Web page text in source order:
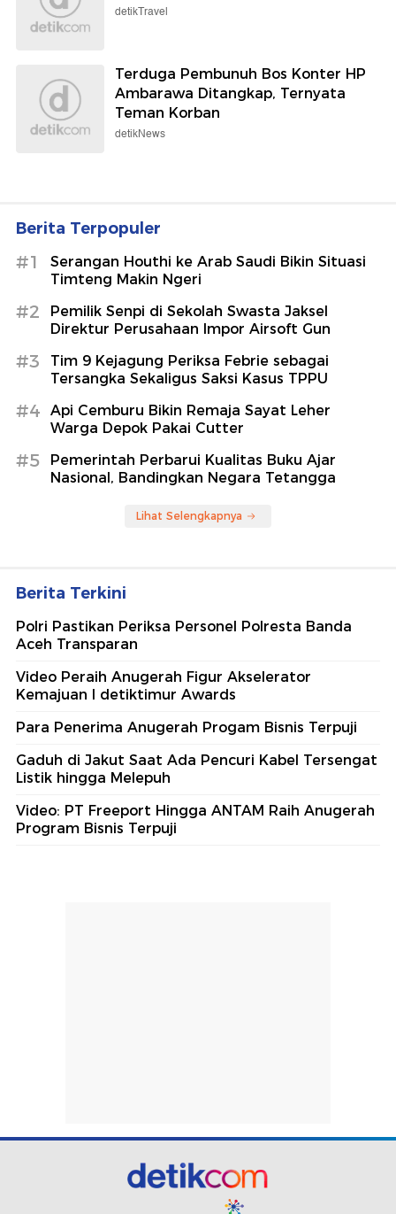
detikTravel
Terduga Pembunuh Bos Konter HP
Ambarawa Ditangkap, Ternyata
Teman Korban
detikNews
Berita Terpopuler
#1
Serangan Houthi ke Arab Saudi Bikin Situasi
Timteng Makin Ngeri
#2
Pemilik Senpi di Sekolah Swasta Jaksel
Direktur Perusahaan Impor Airsoft Gun
#3
Tim 9 Kejagung Periksa Febrie sebagai
Tersangka Sekaligus Saksi Kasus TPPU
#4
Api Cemburu Bikin Remaja Sayat Leher
Warga Depok Pakai Cutter
#5
Pemerintah Perbarui Kualitas Buku Ajar
Nasional, Bandingkan Negara Tetangga
Lihat Selengkapnya
Berita Terkini
Polri Pastikan Periksa Personel Polresta Banda
Aceh Transparan
Video Peraih Anugerah Figur Akselerator
Kemajuan I detiktimur Awards
Para Penerima Anugerah Progam Bisnis Terpuji
Gaduh di Jakut Saat Ada Pencuri Kabel Tersengat
Listik hingga Melepuh
Video: PT Freeport Hingga ANTAM Raih Anugerah
Program Bisnis Terpuji